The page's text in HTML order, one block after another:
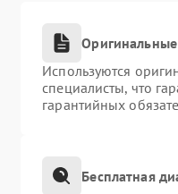
Используются
специалисты, что
гарантийных
Бесплатная